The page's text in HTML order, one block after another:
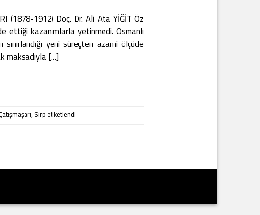
(1878-1912) Doç. Dr. Ali Ata YİĞİT Öz
ettiği kazanımlarla yetinmedi. Osmanlı
sınırlandığı yeni süreçten azami ölçüde
maksadıyla […]
, Sırp etiketlendi